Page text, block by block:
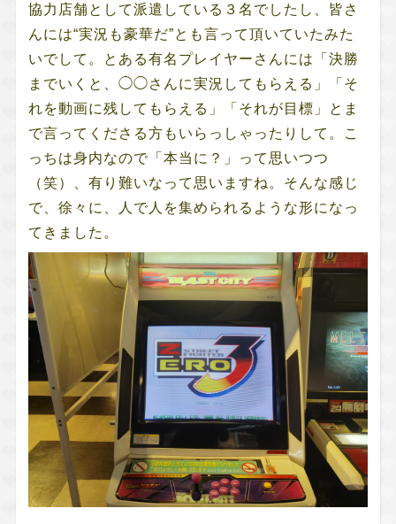
協力店舗として派遣している３名でしたし、皆さ
んには“実況も豪華だ”とも言って頂いていたみた
いでして。とある有名プレイヤーさんには「決勝
までいくと、◯◯さんに実況してもらえる」「そ
れを動画に残してもらえる」「それが目標」とま
で言ってくださる方もいらっしゃったりして。こ
っちは身内なので「本当に？」って思いつつ
（笑）、有り難いなって思いますね。そんな感じ
で、徐々に、人で人を集められるような形になっ
てきました。